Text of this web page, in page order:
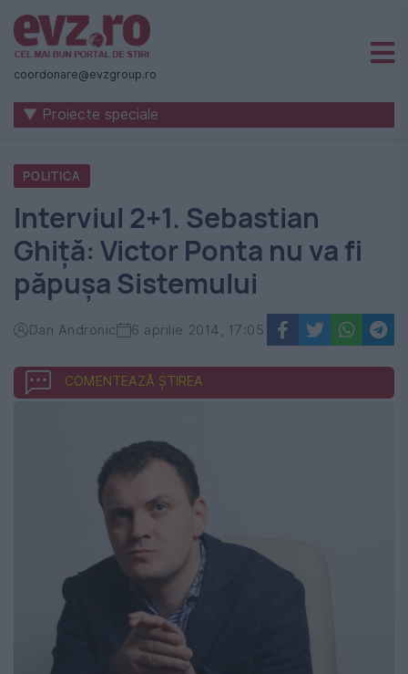
Știri
naționale
internaționale
România
Evenimentul
Zilei
coordonare@evzgroup.ro
▼ Proiecte speciale
POLITICA
Interviul 2+1. Sebastian
Ghiţă: Victor Ponta nu va fi
păpuşa Sistemului
Dan Andronic 6 aprilie 2014, 17:05
COMENTEAZĂ ȘTIREA